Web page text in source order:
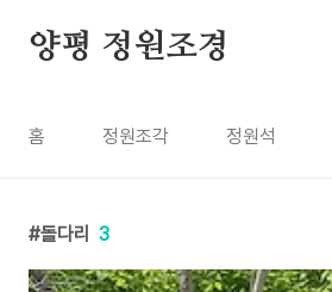
양평 정원조경
홈 정원조각 정원석
돌다리 3